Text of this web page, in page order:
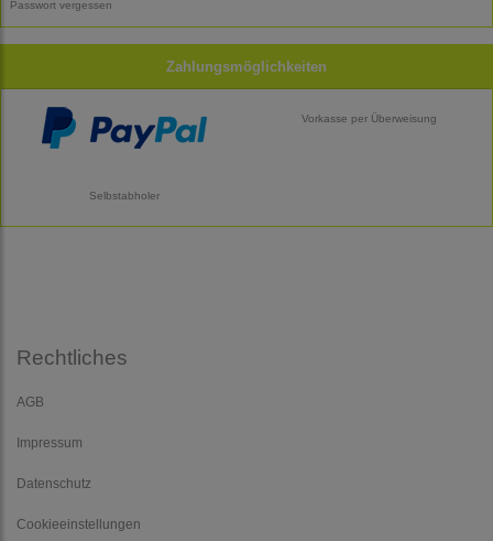
Passwort vergessen
Zahlungsmöglichkeiten
Vorkasse per Überweisung
Selbstabholer
Rechtliches
AGB
Impressum
Datenschutz
Cookieeinstellungen